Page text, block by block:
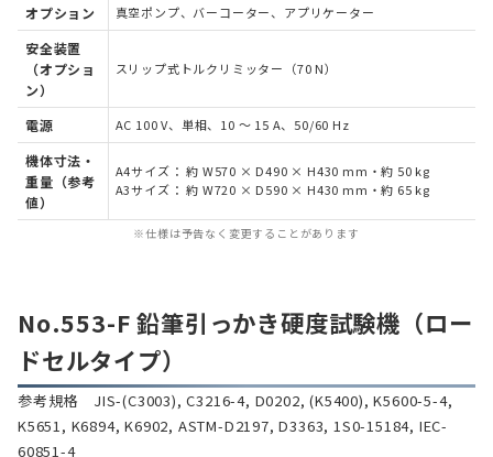
オプション 真空ポンプ、バーコーター、アプリケーター
安全装置
（オプショ
ン）
スリップ式トルクリミッター（70 N）
電源 AC 100 V、単相、10 ～ 15 A、50/60 Hz
機体寸法・
重量（参考
値）
A4サイズ： 約 W570 × D490 × H430 mm・約 50 kg
A3サイズ： 約 W720 × D590 × H430 mm・約 65 kg
※仕様は予告なく変更することがあります
No.553-F 鉛筆引っかき硬度試験機（ロー
ドセルタイプ）
参考規格 JIS-(C3003), C3216-4, D0202, (K5400), K5600-5-4,
K5651, K6894, K6902, ASTM-D2197, D3363, 1S0-15184, IEC-
60851-4